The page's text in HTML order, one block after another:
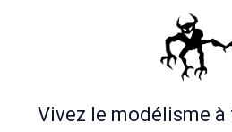
Vivez le modélisme à